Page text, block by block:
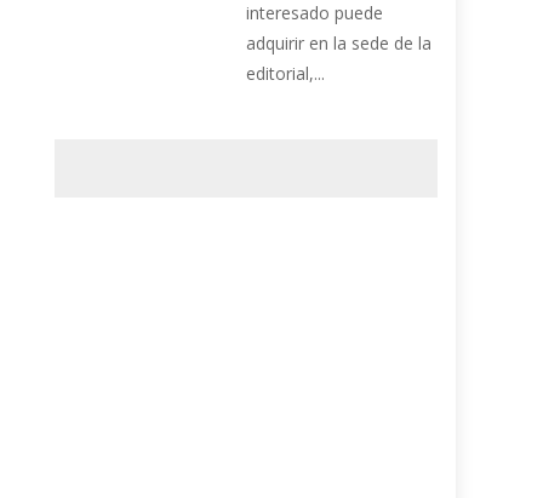
interesado puede
adquirir en la sede de la
editorial,...